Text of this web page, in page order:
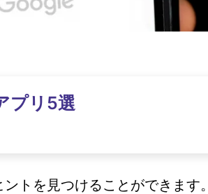
プリ5選
トを見つけることができま